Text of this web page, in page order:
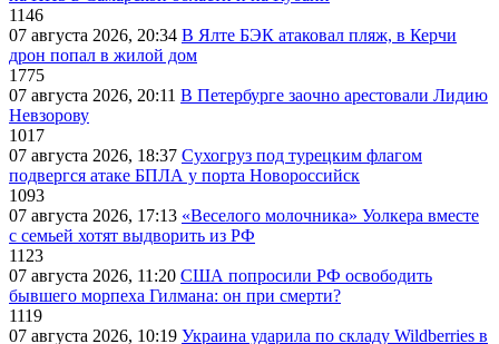
1146
07 августа 2026, 20:34 В Ялте БЭК атаковал пляж, в Керчи
дрон попал в жилой дом
1775
07 августа 2026, 20:11 В Петербурге заочно арестовали Лидию
Невзорову
1017
07 августа 2026, 18:37 Сухогруз под турецким флагом
подвергся атаке БПЛА у порта Новороссийск
1093
07 августа 2026, 17:13 «Веселого молочника» Уолкера вместе
с семьей хотят выдворить из РФ
1123
07 августа 2026, 11:20 США попросили РФ освободить
бывшего морпеха Гилмана: он при смерти?
1119
07 августа 2026, 10:19 Украина ударила по складу Wildberries в